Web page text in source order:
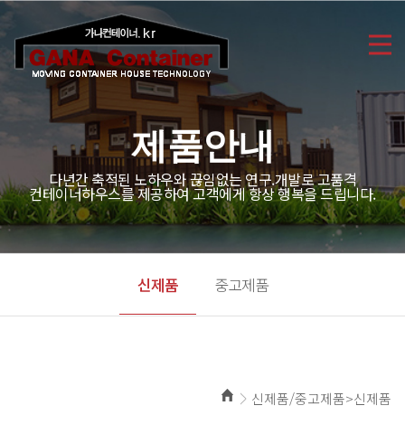
제품안내
다년간 축적된 노하우와 끊임없는 연구.개발로 고품격
컨테이너하우스를 제공하여 고객에게 항상 행복을 드립니다.
신제품 중고제품
신제품/중고제품>신제품